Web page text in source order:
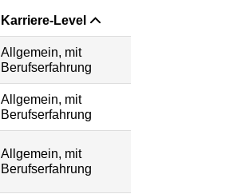
Karriere-Level
Allgemein, mit
Berufserfahrung
Allgemein, mit
Berufserfahrung
Allgemein, mit
Berufserfahrung